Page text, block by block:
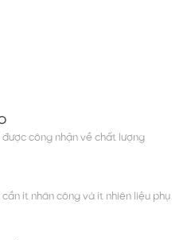
công nhận về chất lượng
cần ít nhân công và ít nhiên liệu phụ